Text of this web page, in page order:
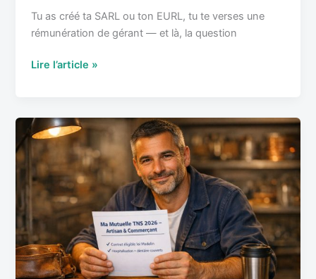
Tu as créé ta SARL ou ton EURL, tu te verses une
rémunération de gérant — et là, la question
Lire l’article »
Mutuelle
artisan
et
commerçant